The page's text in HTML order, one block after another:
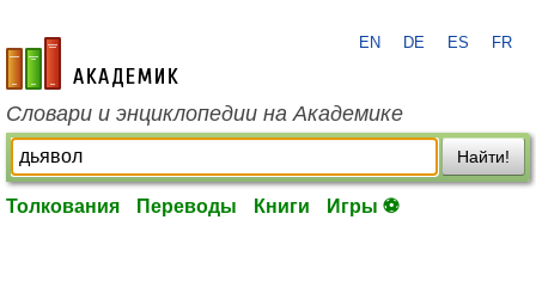
academic.ru
EN DE ES FR
Словари и энциклопедии на Академике
Найти!
Толкования Переводы Книги Игры ⚽